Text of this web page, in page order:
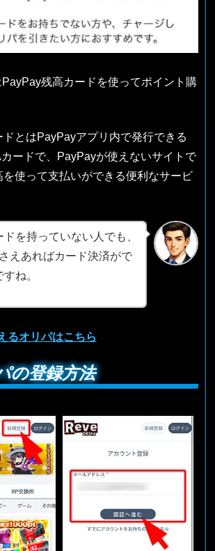
残高カードを使ってポイント購
ドとはPayPayアプリ内で発行できる
ードで、PayPayが使えないサイトで
を使って支払いができる便利なサービ
を持っていない人でも、
えあればカード決済がで
ね。
るオリパはこちら
の登録方法